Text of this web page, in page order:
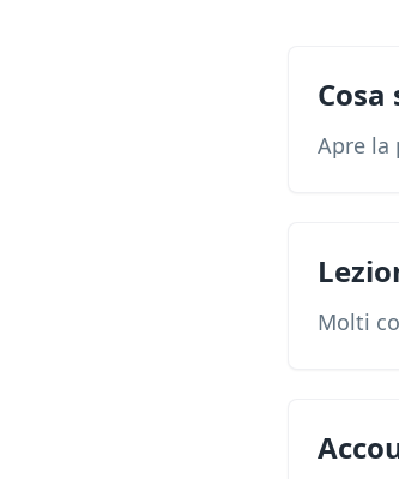
Cosa
Apre la
Molti